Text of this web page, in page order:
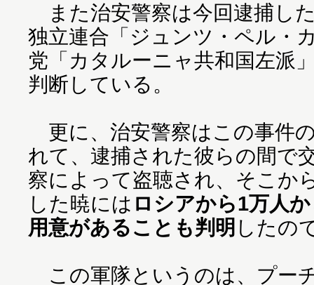
また治安警察は今回逮捕し
独立連合「ジュンツ・ペル・
党「カタルーニャ共和国左派
判断している。
更に、治安警察はこの事件
れて、逮捕された彼らの間で
察によって盗聴され、そこか
した暁には ロシアから1万人
用意があることも判明 したの
この軍隊というのは、プー